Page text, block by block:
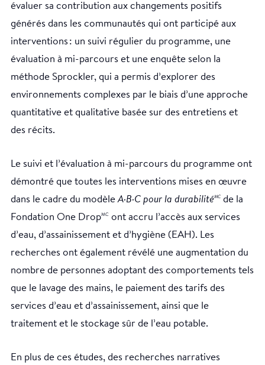
évaluer sa contribution aux changements positifs
générés dans les communautés qui ont participé aux
interventions : un suivi régulier du programme, une
évaluation à mi-parcours et une enquête selon la
méthode Sprockler, qui a permis d’explorer des
environnements complexes par le biais d’une approche
quantitative et qualitative basée sur des entretiens et
des récits.
Le suivi et l’évaluation à mi-parcours du programme ont
démontré que toutes les interventions mises en œuvre
dans le cadre du modèleA·B·C pour la durabilitéMC de la
Fondation One DropMC ont accru l’accès aux services
d’eau, d’assainissement et d’hygiène (EAH). Les
recherches ont également révélé une augmentation du
nombre de personnes adoptant des comportements tels
que le lavage des mains, le paiement des tarifs des
services d’eau et d’assainissement, ainsi que le
traitement et le stockage sûr de l’eau potable.
En plus de ces études, des recherches narratives